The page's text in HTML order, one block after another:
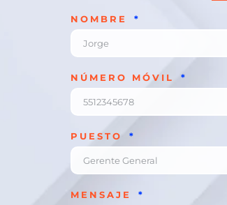
NOMBRE
NÚMERO MÓVIL
PUESTO
MENSAJE